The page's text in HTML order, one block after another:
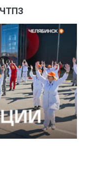
ЧТПЗ